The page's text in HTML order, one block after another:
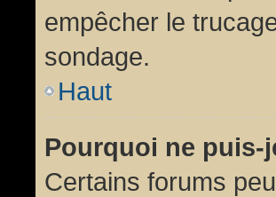
empêcher le
sondage.
Haut
Pourquoi ne puis-
Certains forums